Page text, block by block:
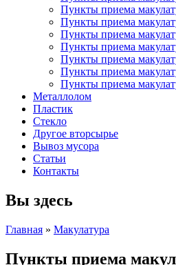
Пункты приема
Пункты приема
Пункты приема
Пункты приема
Пункты приема
Пункты приема
Пункты приема
Металлолом
Пластик
Стекло
Другое вторсырье
Вывоз мусора
Статьи
Контакты
Вы здесь
Главная » Макулатура
Пункты приема